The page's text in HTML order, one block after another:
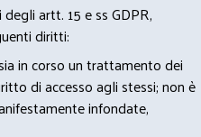
degli artt. 15 e ss GDPR,
diritti:
in corso un trattamento dei
di accesso agli stessi; non è
infondate,